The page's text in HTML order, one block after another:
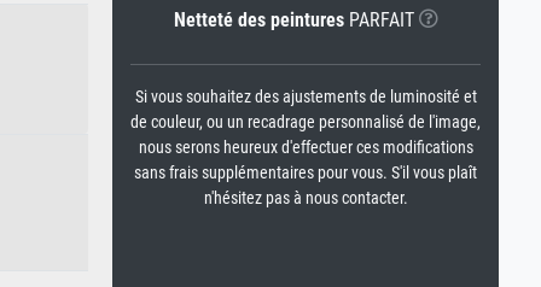
Netteté des peinturesPARFAIT
Si vous souhaitez des ajustements de luminosité et
de couleur, ou un recadrage personnalisé de l'image,
nous serons heureux d'effectuer ces modifications
sans frais supplémentaires pour vous. S'il vous plaît
n'hésitez pas à nous contacter.